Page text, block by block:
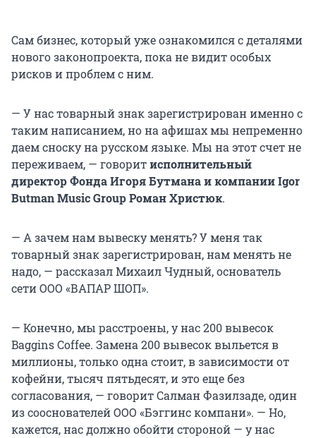
Сам бизнес, который уже ознакомился с деталями
нового законопроекта, пока не видит особых
рисков и проблем с ним.
— У нас товарный знак зарегистрирован именно с
таким написанием, но на афишах мы непременно
даем сноску на русском языке. Мы на этот счет не
переживаем, — говоритисполнительный
директор Фонда Игоря Бутмана и компании Igor
Butman Music Group Роман Христюк.
— А зачем нам вывеску менять? У меня так
товарный знак зарегистрирован, нам менять не
надо, — рассказал Михаил Чудный, основатель
сети ООО «ВАПАР ШОП».
— Конечно, мы расстроены, у нас 200 вывесок
Baggins Coffee. Замена 200 вывесок выльется в
миллионы, только одна стоит, в зависимости от
кофейни, тысяч пятьдесят, и это еще без
согласования, — говорит Салман Фазилзаде, один
из сооснователей ООО «Бэггинс компани». — Но,
кажется, нас должно обойти стороной — у нас